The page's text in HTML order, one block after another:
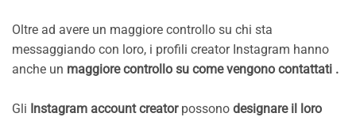
Oltre ad avere un maggiore controllo su chi sta
messaggiando con loro, i profili creator Instagram hanno
anche un maggiore controllo su come vengono contattati .
Gli Instagram account creatorpossono designare il loro